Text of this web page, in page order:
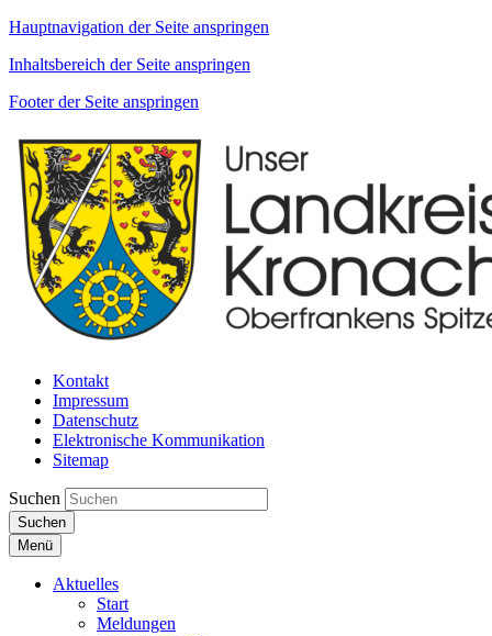
Hauptnavigation der Seite anspringen
Inhaltsbereich der Seite anspringen
Footer der Seite anspringen
Kontakt
Impressum
Datenschutz
Elektronische Kommunikation
Sitemap
Suchen
Suchen
Menü
Aktuelles
Start
Meldungen